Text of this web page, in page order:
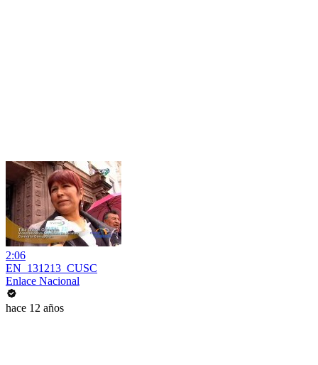
2:06
EN_131213_CUSC
Enlace Nacional
hace 12 años